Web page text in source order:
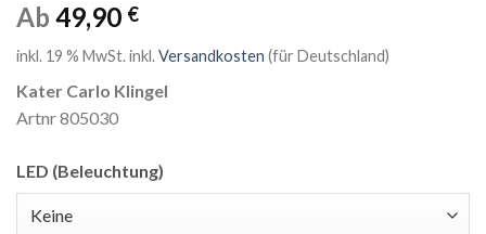
Ab 49,90 €
inkl. 19 % MwSt.inkl.Versandkosten (für Deutschland)
Kater Carlo Klingel
Artnr 805030
LED (Beleuchtung)